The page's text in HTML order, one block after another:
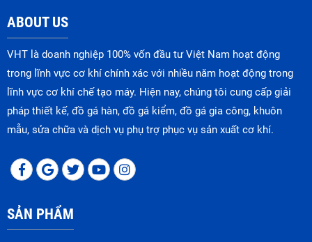
ABOUT US
VHT là doanh nghiệp 100% vốn đầu tư Việt Nam hoạt động
trong lĩnh vực cơ khí chính xác với nhiều năm hoạt động trong
lĩnh vực cơ khí chế tạo máy. Hiện nay, chúng tôi cung cấp giải
pháp thiết kế, đồ gá hàn, đồ gá kiểm, đồ gá gia công, khuôn
mẫu, sửa chữa và dịch vụ phụ trợ phục vụ sản xuất cơ khí.
SẢN PHẨM